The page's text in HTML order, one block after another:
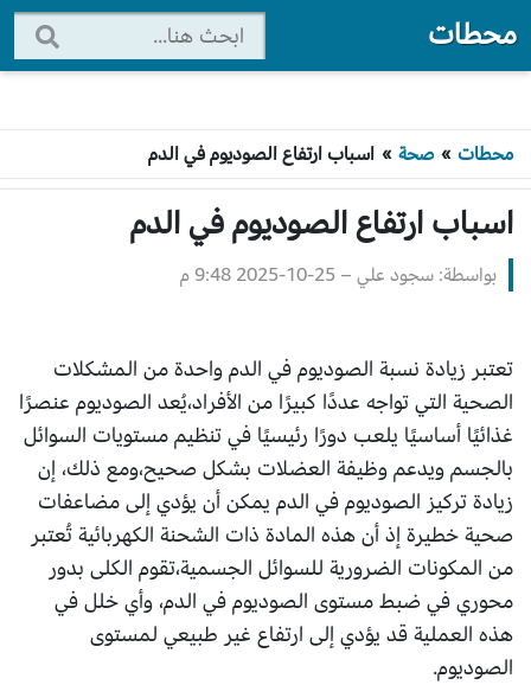
محطات
محطات » صحة » اسباب ارتفاع الصوديوم في الدم
اسباب ارتفاع الصوديوم في الدم
بواسطة: سجود علي – 2025-10-25 9:48 م
تعتبر زيادة نسبة الصوديوم في الدم واحدة من المشكلات
الصحية التي تواجه عددًا كبيرًا من الأفراد،يُعد الصوديوم عنصرًا
غذائيًا أساسيًا يلعب دورًا رئيسيًا في تنظيم مستويات السوائل
بالجسم ويدعم وظيفة العضلات بشكل صحيح،ومع ذلك، إن
زيادة تركيز الصوديوم في الدم يمكن أن يؤدي إلى مضاعفات
صحية خطيرة إذ أن هذه المادة ذات الشحنة الكهربائية تُعتبر
من المكونات الضرورية للسوائل الجسمية،تقوم الكلى بدور
محوري في ضبط مستوى الصوديوم في الدم، وأي خلل في
هذه العملية قد يؤدي إلى ارتفاع غير طبيعي لمستوى
الصوديوم.